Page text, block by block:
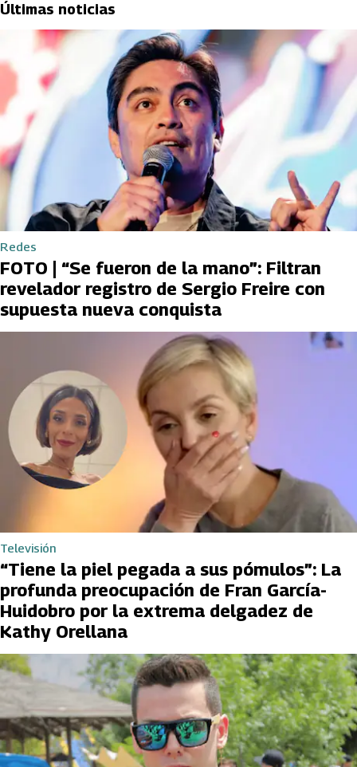
Últimas noticias
Redes
FOTO | “Se fueron de la mano”: Filtran
revelador registro de Sergio Freire con
supuesta nueva conquista
Televisión
“Tiene la piel pegada a sus pómulos”: La
profunda preocupación de Fran García-
Huidobro por la extrema delgadez de
Kathy Orellana